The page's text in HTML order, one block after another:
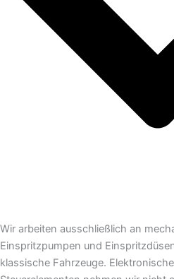
Wir arbeiten ausschließlich an
Einspritzpumpen und
klassische Fahrzeuge.